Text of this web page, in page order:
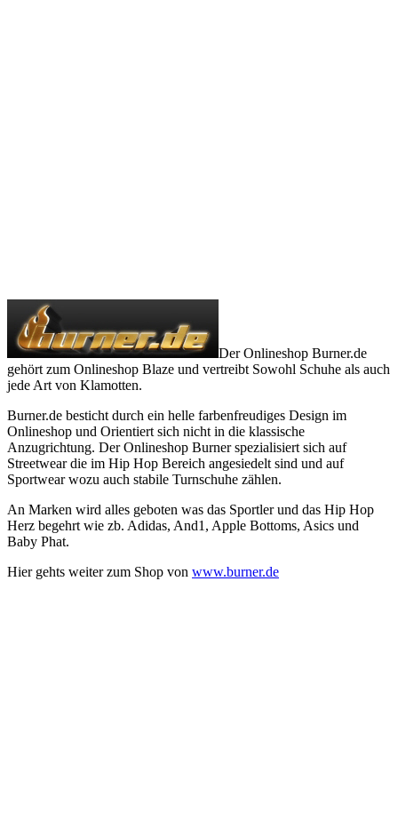
Der Onlineshop Burner.de
gehört zum Onlineshop Blaze und vertreibt Sowohl Schuhe als auch
jede Art von Klamotten.
Burner.de besticht durch ein helle farbenfreudiges Design im
Onlineshop und Orientiert sich nicht in die klassische
Anzugrichtung. Der Onlineshop Burner spezialisiert sich auf
Streetwear die im Hip Hop Bereich angesiedelt sind und auf
Sportwear wozu auch stabile Turnschuhe zählen.
An Marken wird alles geboten was das Sportler und das Hip Hop
Herz begehrt wie zb. Adidas, And1, Apple Bottoms, Asics und
Baby Phat.
Hier gehts weiter zum Shop von www.burner.de